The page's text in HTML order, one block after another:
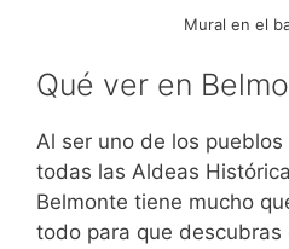
Mural en el
Qué ver en
Al ser uno de los
todas las Aldeas
Belmonte tiene mucho
todo para que descubras